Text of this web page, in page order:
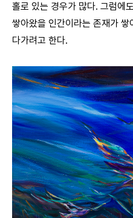
홀로 있는 경우가 많다. 그럼에
쌓아왔을 인간이라는 존재가 쌓
다가려고 한다.